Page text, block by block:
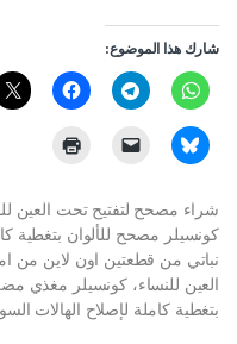
شارك هذا الموضوع:
شراء مصحح لتفتيح تحت العين
كونسيلر مصحح للألوان بتغطية
نباتي من قطعتين اون لاين من
العين للنساء، كونسيلر مغذي
بتغطية كاملة لإصلاح الهالات